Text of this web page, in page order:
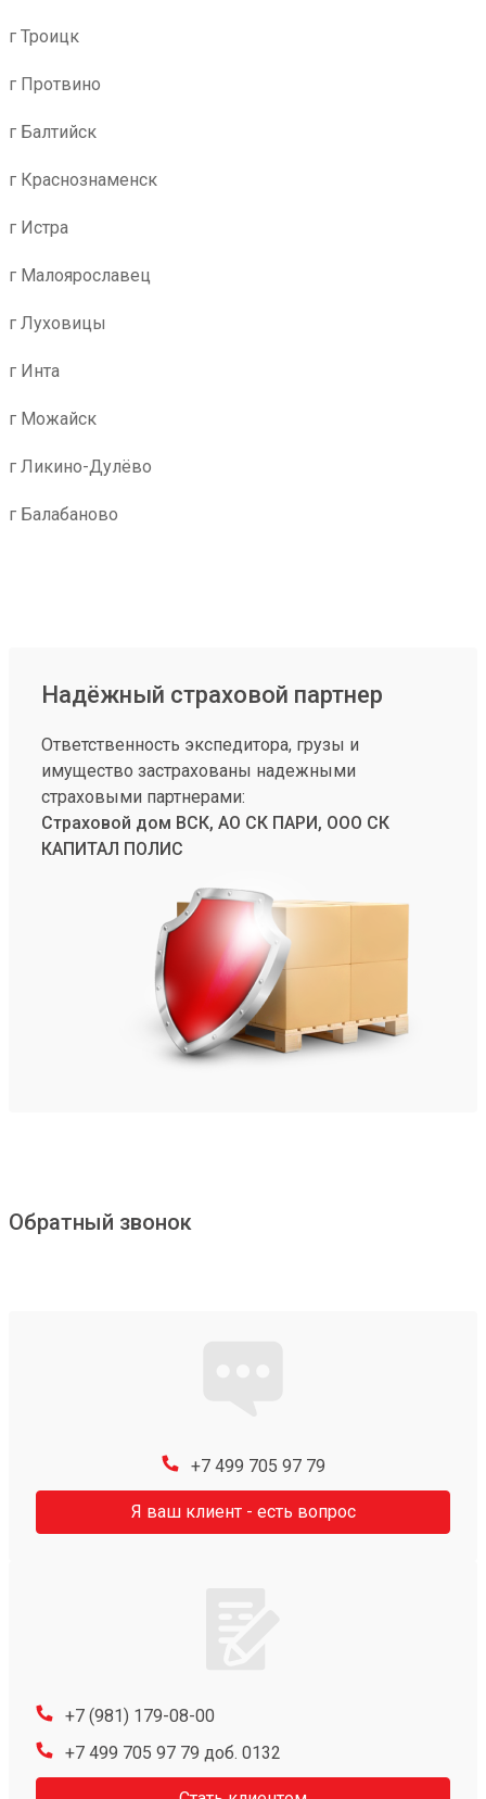
г Троицк
г Протвино
г Балтийск
г Краснознаменск
г Истра
г Малоярославец
г Луховицы
г Инта
г Можайск
г Ликино-Дулёво
г Балабаново
Надёжный страховой партнер
Ответственность экспедитора, грузы и
имущество застрахованы надежными
страховыми партнерами:
Страховой дом ВСК, АО СК ПАРИ, ООО СК
КАПИТАЛ ПОЛИС
Обратный звонок
+7 499 705 97 79
Я ваш клиент - есть вопрос
+7 (981) 179-08-00
+7 499 705 97 79 доб. 0132